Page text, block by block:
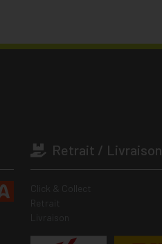
Retrait / Livraison